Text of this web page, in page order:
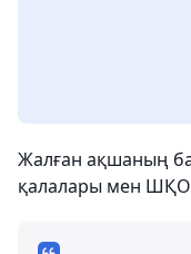
Жалған ақшаның
қалалары мен